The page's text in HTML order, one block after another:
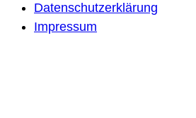
Datenschutzerklärung
Impressum